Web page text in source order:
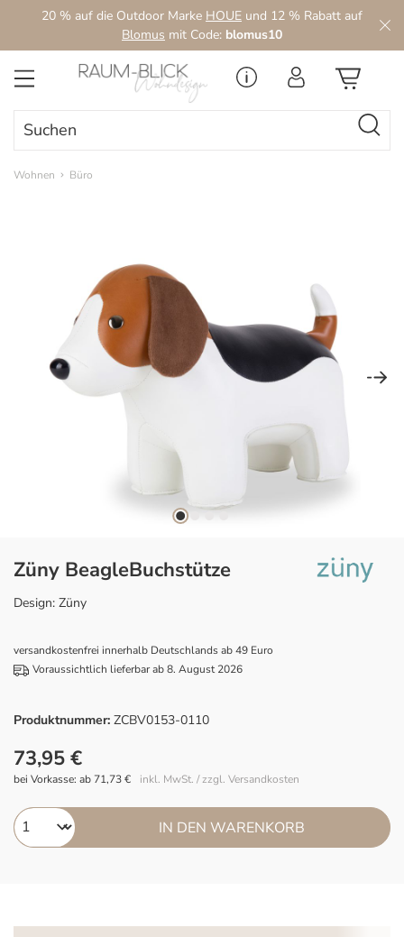
Zum Hauptinhalt springen
20 % auf die Outdoor Marke HOUE und 12 % Rabatt auf
Blomus mit Code: blomus10
Wohnen Büro
Züny BeagleBuchstütze
Design: Züny
versandkostenfrei innerhalb Deutschlands ab 49 Euro
Voraussichtlich lieferbar ab 8. August 2026
Produktnummer: ZCBV0153-0110
73,95 €
inkl. MwSt. / zzgl. Versandkosten
bei Vorkasse: ab 71,73 €
IN DEN WARENKORB